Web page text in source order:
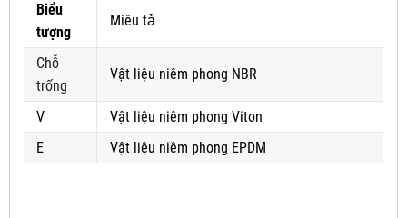
Biểu
tượng
Miêu tả
Chỗ
trống
Vật liệu niêm phong NBR
V
Vật liệu niêm phong Viton
E
Vật liệu niêm phong EPDM